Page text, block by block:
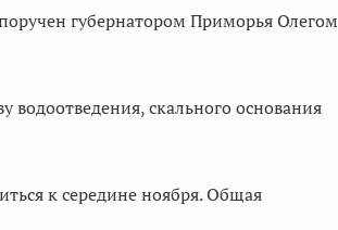
губернатором Приморья Олегом
водоотведения, скального основания
к середине ноября. Общая